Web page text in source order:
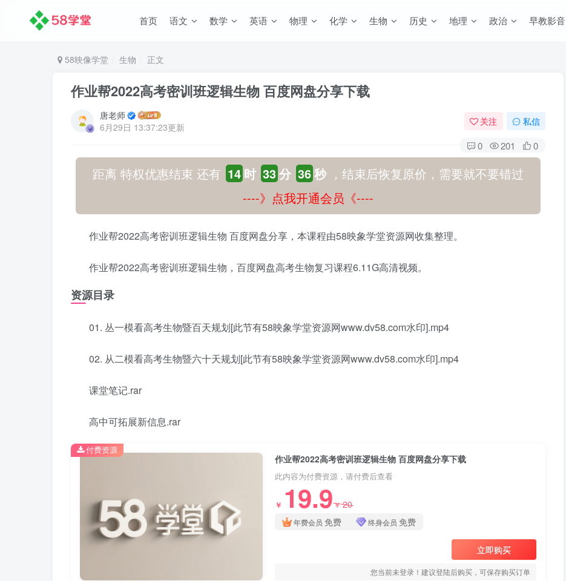
首页 语文 数学 英语 物理 化学 生物 历史 地理 政治 早教影音
58映像学堂 生物 正文
作业帮2022高考密训班逻辑生物 百度网盘分享下载
唐老师
6月29日 13:37:23更新
关注 私信
0 201 0
距离 特权优惠结束 还有 14 时 33分 35秒，结束后恢复原价，需要就不要错过
----》点我开通会员《----
作业帮2022高考密训班逻辑生物 百度网盘分享，本课程由58映象学堂资源网收集整理。
作业帮2022高考密训班逻辑生物，百度网盘高考生物复习课程6.11G高清视频。
资源目录
01. 丛一模看高考生物暨百天规划[此节有58映象学堂资源网www.dv58.com水印].mp4
02. 从二模看高考生物暨六十天规划[此节有58映象学堂资源网www.dv58.com水印].mp4
课堂笔记.rar
高中可拓展新信息.rar
作业帮2022高考密训班逻辑生物 百度网盘分享下载
此内容为付费资源，请付费后查看
￥ 19.9￥20
年费会员 免费 终身会员 免费
立即购买
您当前未登录！建议登陆后购买，可保存购买订单
付费资源